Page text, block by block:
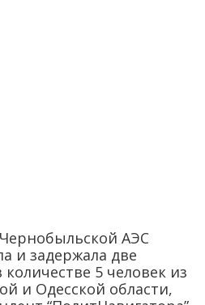
АЭС
и задержала две
5 человек из
и Одесской области,